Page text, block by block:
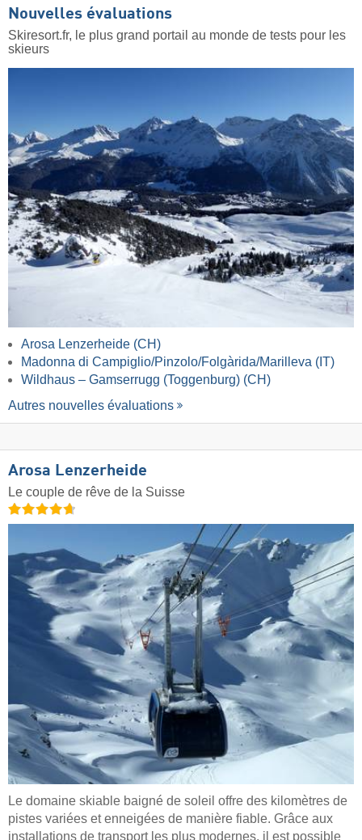
Nouvelles évaluations
Skiresort.fr, le plus grand portail au monde de tests pour les
skieurs
Arosa Lenzerheide (CH)
Madonna di Campiglio/​Pinzolo/​Folgàrida/​Marilleva (IT)
Wildhaus – Gamserrugg (Toggenburg) (CH)
Autres nouvelles évaluations
Arosa Lenzerheide
Le couple de rêve de la Suisse
Le domaine skiable baigné de soleil offre des kilomètres de
pistes variées et enneigées de manière fiable. Grâce aux
installations de transport les plus modernes, il est possible